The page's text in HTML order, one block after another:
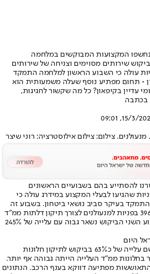
נחשפו המקצועות המבוקשים במלחמה
שירותים מסוימים וצניחה של שירותים
עולה כי השבוע הראשון למלחמה התמקד
• תחום מפתיע נוסף שעלה משמעותית הוא
עדיין בקיפאון? כל מה שקשור לחגיגות,
בכתבה
15/3/2026,
להסתייע בהם בשבועיים הראשונים
שהגיעו לבעלי המקצוע במידרג עולה כי
בעיקר סביב נושאי ביטחון. בשבוע זה
נרשם זינוק מטורף של 396% בפניות למנעולנים לצורך תיקון דלתות ממ"ד
שלא נסגרו שנים. גם בשבוע השני הביקוש נשאר גבוה עם עלייה של 245%
היום
תחום תיקון התריסים רשם עלייה של כ63% בביקוש לתיקון חלונות
בחלונות ממ"ד העלייה הייתה גבוהה אף יותר.
מפתיעה דווקא בענף הרכב. הנתונים